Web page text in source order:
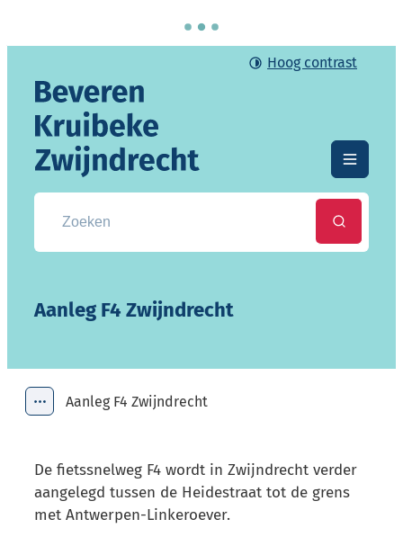
Hoog contrast
Gemeente Beveren-Kruibeke-Zwijndrecht
Zoeken
Menu
Aanleg F4 Zwijndrecht
Toon alle broodkruimel items
Aanleg F4 Zwijndrecht
De fietssnelweg F4 wordt in Zwijndrecht verder
aangelegd tussen de Heidestraat tot de grens
met Antwerpen-Linkeroever.